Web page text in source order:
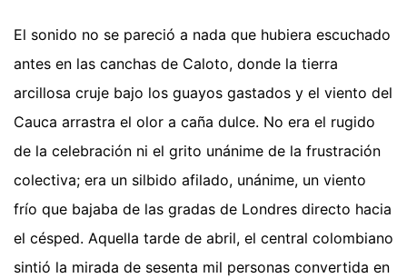
El sonido no se pareció a nada que hubiera escuchado
antes en las canchas de Caloto, donde la tierra
arcillosa cruje bajo los guayos gastados y el viento del
Cauca arrastra el olor a caña dulce. No era el rugido
de la celebración ni el grito unánime de la frustración
colectiva; era un silbido afilado, unánime, un viento
frío que bajaba de las gradas de Londres directo hacia
el césped. Aquella tarde de abril, el central colombiano
sintió la mirada de sesenta mil personas convertida en